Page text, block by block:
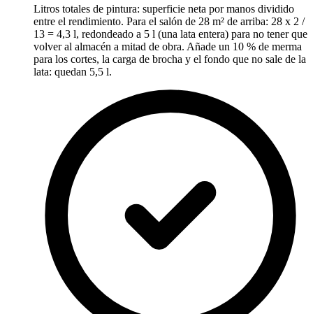
Litros totales de pintura: superficie neta por manos dividido
entre el rendimiento. Para el salón de 28 m² de arriba: 28 x 2 /
13 = 4,3 l, redondeado a 5 l (una lata entera) para no tener que
volver al almacén a mitad de obra. Añade un 10 % de merma
para los cortes, la carga de brocha y el fondo que no sale de la
lata: quedan 5,5 l.